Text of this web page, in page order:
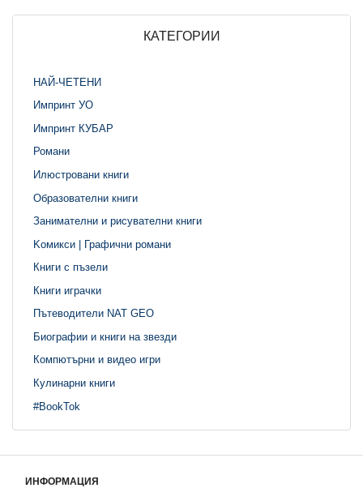
КАТЕГОРИИ
НАЙ-ЧЕТЕНИ
Импринт УО
Импринт КУБАР
Романи
Илюстровани книги
Образователни книги
Занимателни и рисувателни книги
Kомикси | Графични романи
Книги с пъзели
Книги играчки
Пътеводители NAT GEO
Биографии и книги на звезди
Компютърни и видео игри
Кулинарни книги
#BookTok
ИНФОРМАЦИЯ